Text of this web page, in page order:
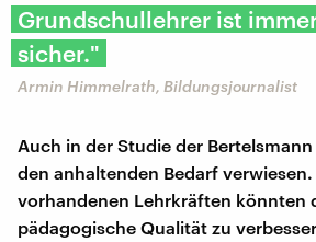
Grundschullehrer ist
sicher."
Armin Himmelrath, Bildungsjournalist
Auch in der Studie der
den anhaltenden Bedarf
vorhandenen Lehrkräften könnten
pädagogische Qualität zu